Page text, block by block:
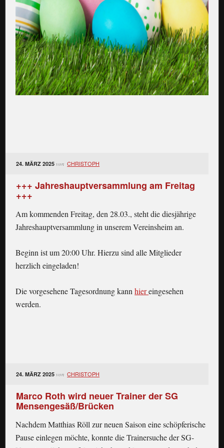
24. MÄRZ 2025 von CHRISTOPH
+++ Jahreshauptversammlung am Freitag
+++
Am kommenden Freitag, den 28.03., steht die diesjährige
Jahreshauptversammlung in unserem Vereinsheim an.
Beginn ist um 20:00 Uhr. Hierzu sind alle Mitglieder
herzlich eingeladen!
Die vorgesehene Tagesordnung kannhiereingesehen
werden.
24. MÄRZ 2025 von CHRISTOPH
Marco Roth wird neuer Trainer der SG
Mensengesäß/Brücken
Nachdem Matthias Röll zur neuen Saison eine schöpferische
Pause einlegen möchte, konnte die Trainersuche der SG-